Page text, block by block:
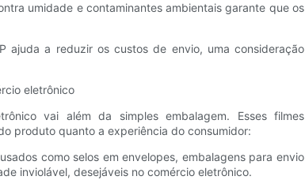
umidade e contaminantes ambientais garante que os
ajuda a reduzir os custos de envio, uma consideração
eletrônico
vai além da simples embalagem. Esses filmes
produto quanto a experiência do consumidor:
​​como selos em envelopes, embalagens para envio
inviolável, desejáveis ​​no comércio eletrônico.